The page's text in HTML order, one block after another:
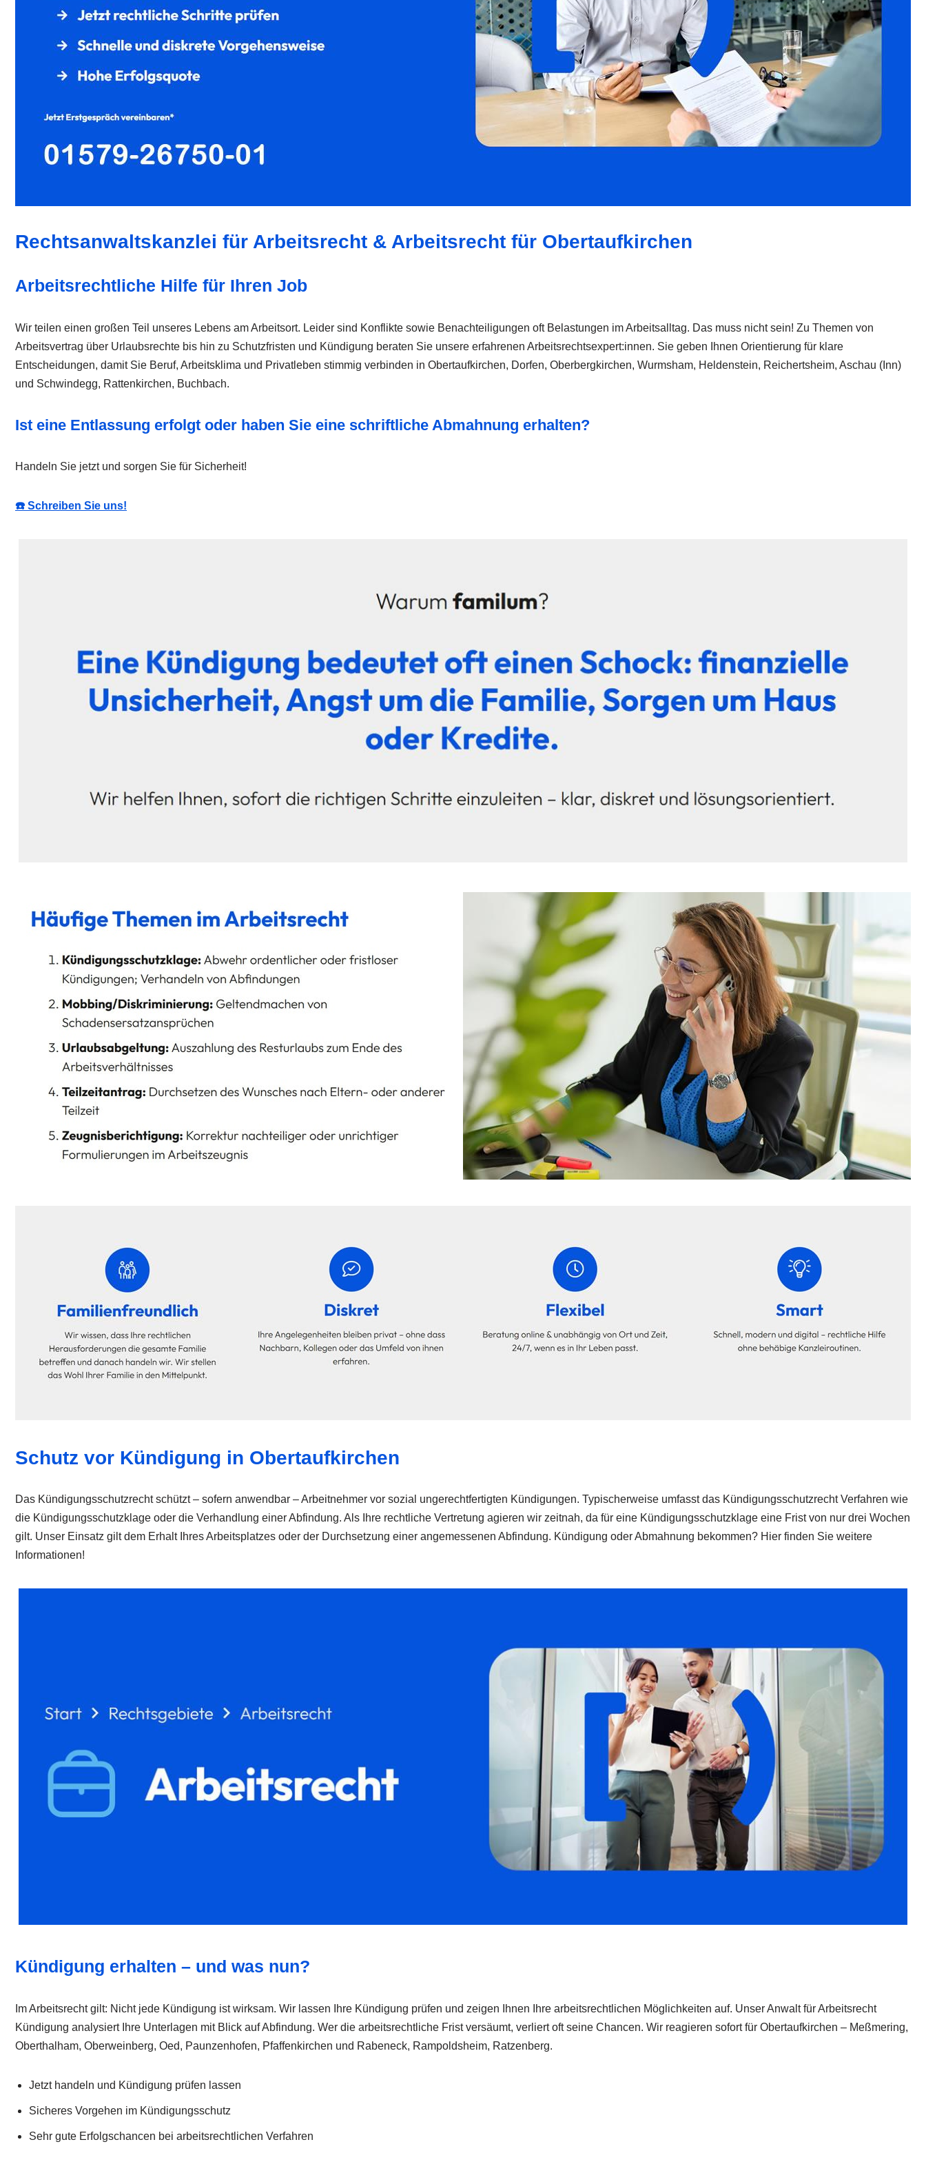
Rechtsanwaltskanzlei für Arbeitsrecht & Arbeitsrecht für Obertaufkirchen
Arbeitsrechtliche Hilfe für Ihren Job
Wir teilen einen großen Teil unseres Lebens am Arbeitsort. Leider sind Konflikte sowie Benachteiligungen oft Belastungen im Arbeitsalltag. Das muss nicht sein! Zu Themen von
Arbeitsvertrag über Urlaubsrechte bis hin zu Schutzfristen und Kündigung beraten Sie unsere erfahrenen Arbeitsrechtsexpert:innen. Sie geben Ihnen Orientierung für klare
Entscheidungen, damit Sie Beruf, Arbeitsklima und Privatleben stimmig verbinden in Obertaufkirchen, Dorfen, Oberbergkirchen, Wurmsham, Heldenstein, Reichertsheim, Aschau (Inn)
und Schwindegg, Rattenkirchen, Buchbach.
Ist eine Entlassung erfolgt oder haben Sie eine schriftliche Abmahnung erhalten?
Handeln Sie jetzt und sorgen Sie für Sicherheit!
☎️ Schreiben Sie uns!
Schutz vor Kündigung in Obertaufkirchen
Das Kündigungsschutzrecht schützt – sofern anwendbar – Arbeitnehmer vor sozial ungerechtfertigten Kündigungen. Typischerweise umfasst das Kündigungsschutzrecht Verfahren wie
die Kündigungsschutzklage oder die Verhandlung einer Abfindung. Als Ihre rechtliche Vertretung agieren wir zeitnah, da für eine Kündigungsschutzklage eine Frist von nur drei Wochen
gilt. Unser Einsatz gilt dem Erhalt Ihres Arbeitsplatzes oder der Durchsetzung einer angemessenen Abfindung. Kündigung oder Abmahnung bekommen? Hier finden Sie weitere
Informationen!
Kündigung erhalten – und was nun?
Im Arbeitsrecht gilt: Nicht jede Kündigung ist wirksam. Wir lassen Ihre Kündigung prüfen und zeigen Ihnen Ihre arbeitsrechtlichen Möglichkeiten auf. Unser Anwalt für Arbeitsrecht
Kündigung analysiert Ihre Unterlagen mit Blick auf Abfindung. Wer die arbeitsrechtliche Frist versäumt, verliert oft seine Chancen. Wir reagieren sofort für Obertaufkirchen – Meßmering,
Oberthalham, Oberweinberg, Oed, Paunzenhofen, Pfaffenkirchen und Rabeneck, Rampoldsheim, Ratzenberg.
Jetzt handeln und Kündigung prüfen lassen
Sicheres Vorgehen im Kündigungsschutz
Sehr gute Erfolgschancen bei arbeitsrechtlichen Verfahren